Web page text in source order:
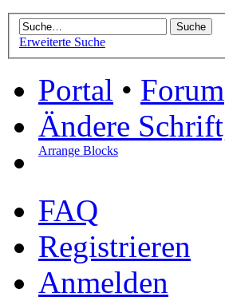
Erweiterte Suche
Portal • Forum
Ändere
Arrange Blocks
FAQ
Registrieren
Anmelden